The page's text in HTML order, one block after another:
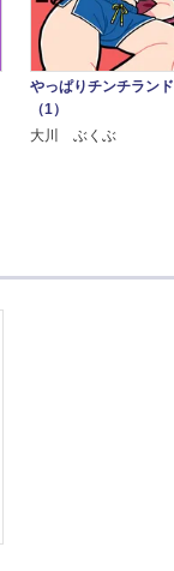
やっぱりチンチランド
（1）
大川 ぶくぶ